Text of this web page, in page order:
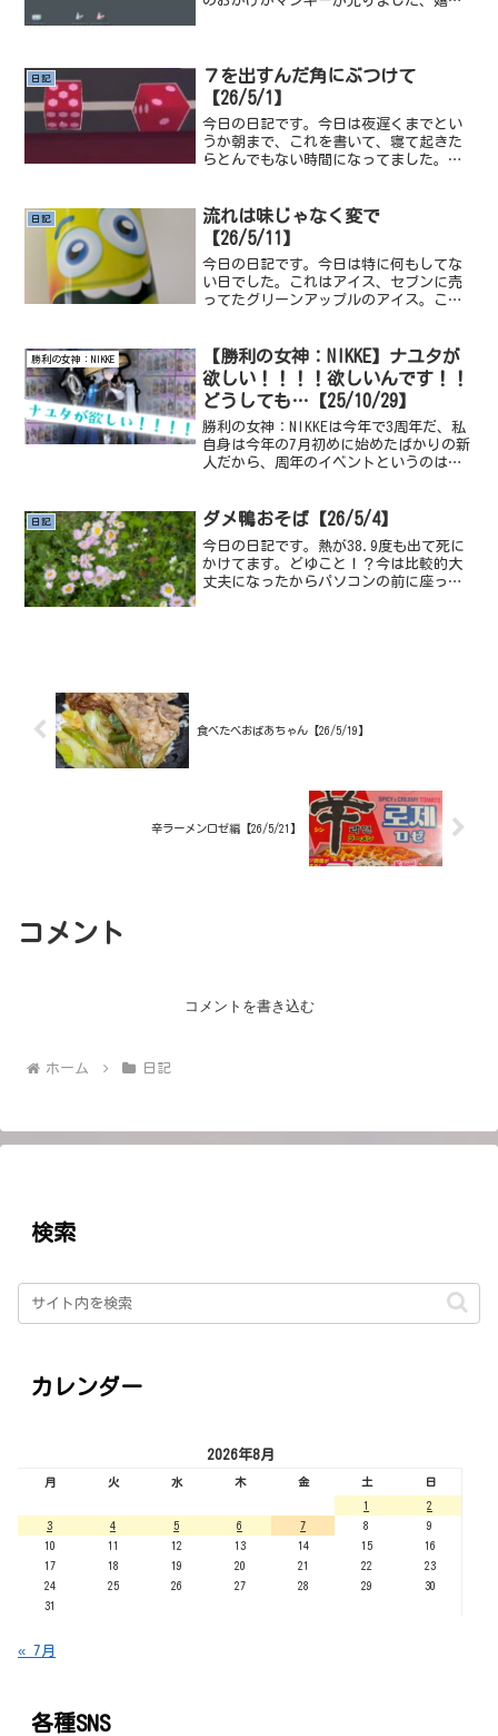
図鑑と称しポケモンを並...
日記
７を出すんだ角にぶつけて
【26/5/1】
今日の日記です。今日は夜遅くまでとい
うか朝まで、これを書いて、寝て起きた
らとんでもない時間になってました。こ
が不安になって来るね。ちなみにゲーム
のほうは全くクリアできて...
日記
流れは味じゃなく変で
【26/5/11】
今日の日記です。今日は特に何もしてな
い日でした。これはアイス、セブンに売
ってたグリーンアップルのアイス。この
リした状態で食べるあれの味と食感がし
ましたね、アレが好きで好...
勝利の女神：NIKKE
【勝利の女神：NIKKE】ナユタが
欲しい！！！！欲しいんです！！
どうしても…【25/10/29】
勝利の女神：NIKKEは今年で3周年だ、私
自身は今年の7月初めに始めたばかりの新
人だから、周年のイベントというのは経
楽しみと同時にとある人物もやってきた
日記 ダメ鴨おそば【26/5/4】
今日の日記です。熱が38.9度も出て死に
かけてます。どゆこと！？今は比較的大
丈夫になったからパソコンの前に座っ
食べたべおばあちゃん【26/5/19】
辛ラーメンロゼ編【26/5/21】
コメント
コメントを書き込む
ホーム 日記
検索
カレンダー
2026年8月
月 火 水 木 金 土 日
1
2
3
4 5 6 7 8
9
10
11 12 13 14 15
16
17
18 19 20 21 22
23
24
25 26 27 28 29
30
31
« 7月
各種SNS